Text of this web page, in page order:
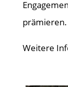
prämieren.
Weitere